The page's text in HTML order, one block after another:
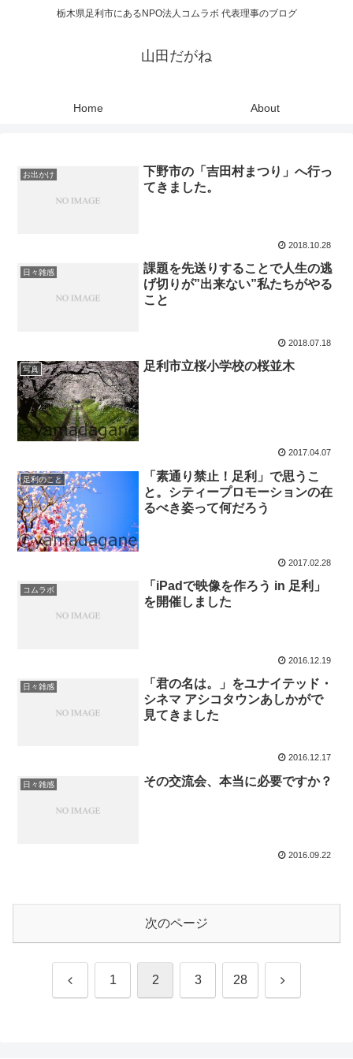
栃木県足利市にあるNPO法人コムラボ 代表理事のブログ
山田だがね
Home About
お出かけ
下野市の「吉田村まつり」へ行っ
てきました。
2018.10.28
日々雑感
課題を先送りすることで人生の逃
げ切りが”出来ない”私たちがやる
こと
2018.07.18
写真 足利市立桜小学校の桜並木
2017.04.07
足利のこと
「素通り禁止！足利」で思うこ
と。シティープロモーションの在
るべき姿って何だろう
2017.02.28
コムラボ
「iPadで映像を作ろう in 足利」
を開催しました
2016.12.19
日々雑感
「君の名は。」をユナイテッド・
シネマ アシコタウンあしかがで
見てきました
2016.12.17
日々雑感 その交流会、本当に必要ですか？
2016.09.22
次のページ
前 1 2 3 28 次